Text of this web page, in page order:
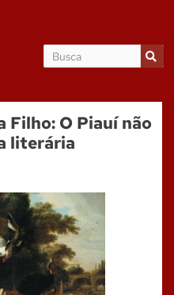
Filho: O Piauí não
literária